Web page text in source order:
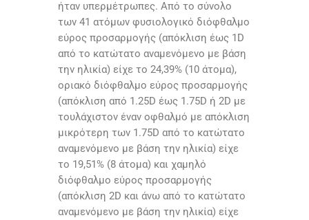
ήταν υπερμέτρωπες. Από το σύνολο
των 41 ατόμων φυσιολογικό διόφθαλμο
εύρος προσαρμογής (απόκλιση έως 1D
από το κατώτατο αναμενόμενο με βάση
την ηλικία) είχε το 24,39% (10 άτομα),
οριακό διόφθαλμο εύρος προσαρμογής
(απόκλιση από 1.25D έως 1.75D ή 2D με
τουλάχιστον έναν οφθαλμό με απόκλιση
μικρότερη των 1.75D από το κατώτατο
αναμενόμενο με βάση την ηλικία) είχε
το 19,51% (8 άτομα) και χαμηλό
διόφθαλμο εύρος προσαρμογής
(απόκλιση 2D και άνω από το κατώτατο
αναμενόμενο με βάση την ηλικία) είχε